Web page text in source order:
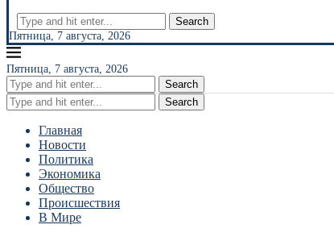
Search
Пятница, 7 августа, 2026
Пятница, 7 августа, 2026
Search
Search
Главная
Новости
Политика
Экономика
Общество
Происшествия
В Мире